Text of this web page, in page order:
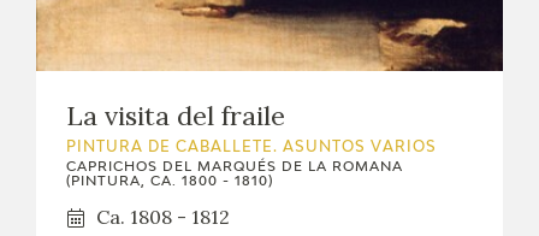
La visita del fraile
PINTURA DE CABALLETE. ASUNTOS VARIOS
CAPRICHOS DEL MARQUÉS DE LA ROMANA
(PINTURA, CA. 1800 - 1810)
Ca. 1808 - 1812